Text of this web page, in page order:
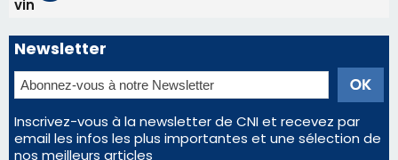
Régie publicitaire
Mentions légales